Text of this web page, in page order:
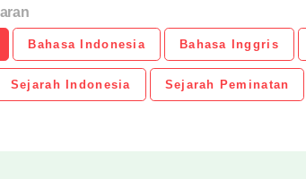
Bahasa Indonesia Bahasa Inggris
Sejarah Indonesia Sejarah Peminatan